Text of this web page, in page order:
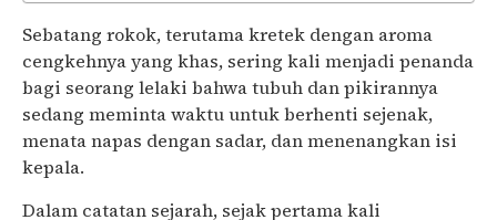
Sebatang rokok, terutama kretek dengan aroma
cengkehnya yang khas, sering kali menjadi penanda
bagi seorang lelaki bahwa tubuh dan pikirannya
sedang meminta waktu untuk berhenti sejenak,
menata napas dengan sadar, dan menenangkan isi
kepala.
Dalam catatan sejarah, sejak pertama kali